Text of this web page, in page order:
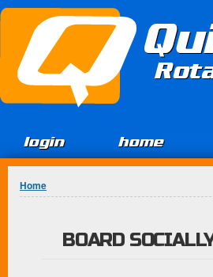
Jump to Content
login home
You are here
Home
BOARD